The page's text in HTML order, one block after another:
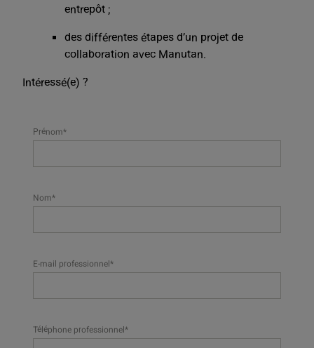
entrepôt ;
des différentes étapes d’un projet de
collaboration avec Manutan.
Intéressé(e) ?
Prénom*
Nom*
E-mail professionnel*
Téléphone professionnel*